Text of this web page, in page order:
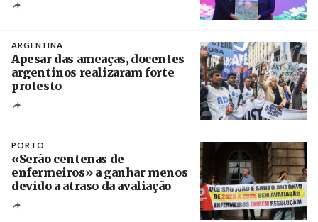
ARGENTINA
Apesar das ameaças, docentes
argentinos realizaram forte
protesto
PORTO
«Serão centenas de
enfermeiros» a ganhar menos
devido a atraso da avaliação